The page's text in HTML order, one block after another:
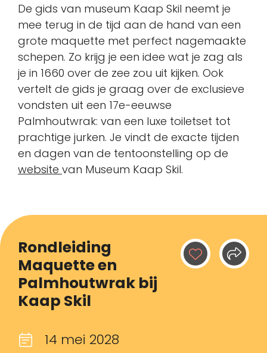
Rondleiding
Maquette en
Palmhoutwrak bij
Kaap Skil
14 mei 2028
De gids van museum Kaap Skil neemt je
mee terug in de tijd aan de hand van een
grote maquette met perfect nagemaakte
schepen. Zo krijg je een idee wat je zag als
je in 1660 over de zee zou uit kijken. Ook
vertelt de gids je graag over de exclusieve
vondsten uit een 17e-eeuwse
Palmhoutwrak: van een luxe toiletset tot
prachtige jurken. Je vindt de exacte tijden
en dagen van de tentoonstelling op de
website van Museum Kaap Skil.